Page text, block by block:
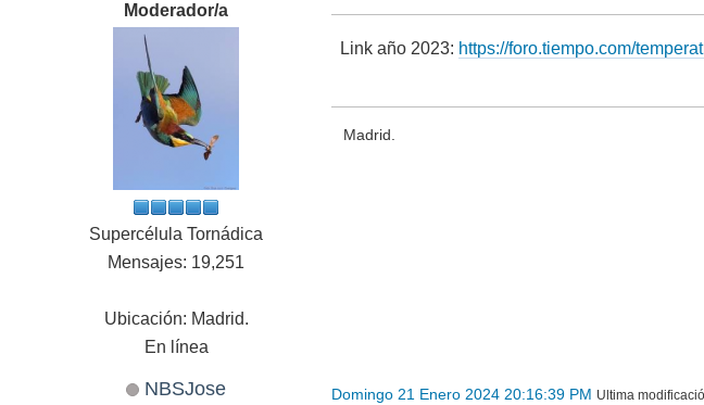
Moderador/a
Supercélula Tornádica
Mensajes: 19,251
Ubicación: Madrid.
En línea
Link año 2023: https://foro.tiempo.com/
Madrid.
NBSJose Domingo 21 Enero 2024 20:16:39 PM Ultima